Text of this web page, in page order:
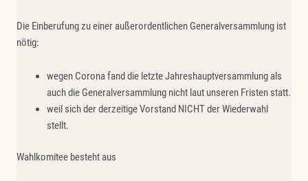
Die Einberufung zu einer außerordentlichen Generalversammlung ist
nötig:
wegen Corona fand die letzte Jahreshauptversammlung als
auch die Generalversammlung nicht laut unseren Fristen statt.
weil sich der derzeitige Vorstand NICHT der Wiederwahl
stellt.
Wahlkomitee besteht aus